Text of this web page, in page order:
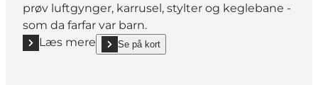
prøv luftgynger, karrusel, stylter og keglebane -
som da farfar var barn.
Læs mere
Læs mere "Vær barn i og med Den Gamle By"
Se på kort
show Vær barn i og med Den Gamle By on_map